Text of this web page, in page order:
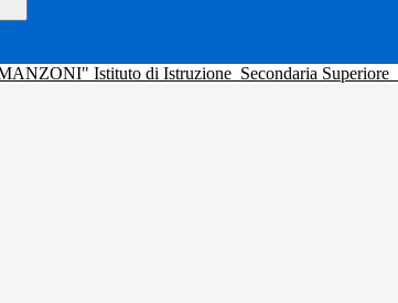
Istituto di Istruzione Secondaria Superiore